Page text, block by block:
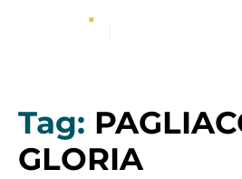
Tag:
GLORIA